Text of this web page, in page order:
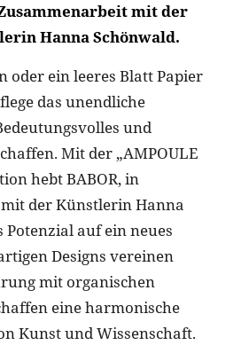
mit der
Hanna Schönwald.
oder ein leeres Blatt Papier
das unendliche
und
Mit der „AMPOULE
hebt BABOR, in
der Künstlerin Hanna
Potenzial auf ein neues
Designs vereinen
mit organischen
eine harmonische
Kunst und Wissenschaft.